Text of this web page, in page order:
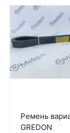
Ремень
GREDON